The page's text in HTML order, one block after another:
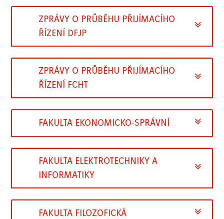
ZPRÁVY O PRŮBĚHU PŘIJÍMACÍHO
ŘÍZENÍ DFJP
ZPRÁVY O PRŮBĚHU PŘIJÍMACÍHO
ŘÍZENÍ FCHT
FAKULTA EKONOMICKO-SPRÁVNÍ
FAKULTA ELEKTROTECHNIKY A
INFORMATIKY
FAKULTA FILOZOFICKÁ